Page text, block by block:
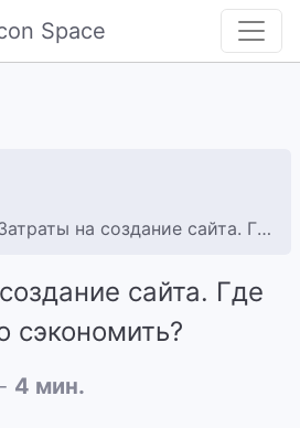
Space
создание сайта. Где можно сэкономить?
сайта. Где
сэкономить?
4 мин.